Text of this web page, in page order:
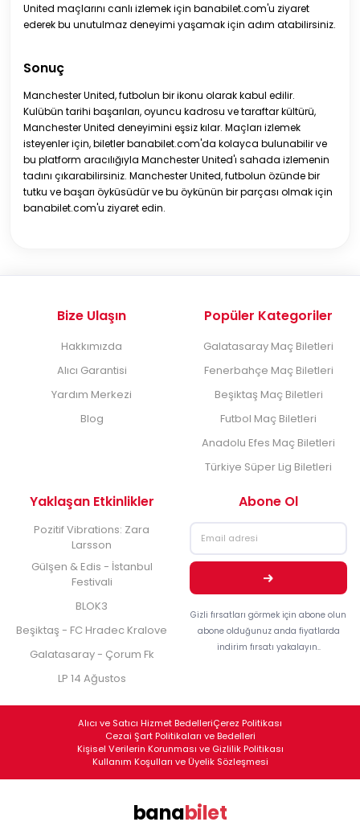
United maçlarını canlı izlemek için banabilet.com'u ziyaret
ederek bu unutulmaz deneyimi yaşamak için adım atabilirsiniz.
Sonuç
Manchester United, futbolun bir ikonu olarak kabul edilir.
Kulübün tarihi başarıları, oyuncu kadrosu ve taraftar kültürü,
Manchester United deneyimini eşsiz kılar. Maçları izlemek
isteyenler için, biletler banabilet.com'da kolayca bulunabilir ve
bu platform aracılığıyla Manchester United'ı sahada izlemenin
tadını çıkarabilirsiniz. Manchester United, futbolun özünde bir
tutku ve başarı öyküsüdür ve bu öykünün bir parçası olmak için
banabilet.com'u ziyaret edin.
Bize Ulaşın
Hakkımızda
Alıcı Garantisi
Yardım Merkezi
Blog
Popüler Kategoriler
Galatasaray Maç Biletleri
Fenerbahçe Maç Biletleri
Beşiktaş Maç Biletleri
Futbol Maç Biletleri
Anadolu Efes Maç Biletleri
Türkiye Süper Lig Biletleri
Yaklaşan Etkinlikler
Pozitif Vibrations: Zara
Larsson
Gülşen & Edis - İstanbul
Festivali
BLOK3
Beşiktaş - FC Hradec Kralove
Galatasaray - Çorum Fk
LP 14 Ağustos
Abone Ol
Gizli fırsatları görmek için abone olun
abone olduğunuz anda fiyatlarda
indirim fırsatı yakalayın..
Alıcı ve Satıcı Hizmet BedelleriÇerez Politikası
Cezai Şart Politikaları ve Bedelleri
Kişisel Verilerin Korunması ve Gizlilik Politikası
Kullanım Koşulları ve Üyelik Sözleşmesi
banabilet